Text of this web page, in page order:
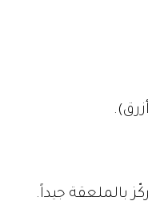
بالملعقة جيداً.